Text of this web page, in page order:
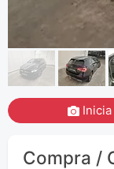
Compra /